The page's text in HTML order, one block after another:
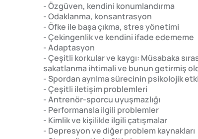
- Özgüven, kendini konumlandırma
- Odaklanma, konsantrasyon
- Öfke ile başa çıkma, stres yönetimi
- Çekingenlik ve kendini ifade edememe
- Adaptasyon
- Çeşitli korkular ve kaygı: Müsabaka
sakatlanma ihtimali ve bunun getirmiş
- Spordan ayrılma sürecinin psikolojik
- Çeşitli iletişim problemleri
- Antrenör-sporcu uyuşmazlığı
- Performansla ilgili problemler
- Kimlik ve kişilikle ilgili çatışmalar
- Depresyon ve diğer problem kaynakları